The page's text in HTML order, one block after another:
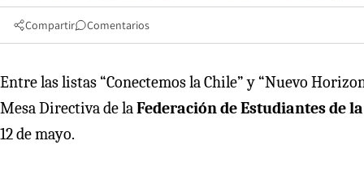
Compartir Comentarios
Entre las listas “Conectemos la Chile” y “Nuevo
Mesa Directiva de laFederación de Estudiantes de
12 de mayo.